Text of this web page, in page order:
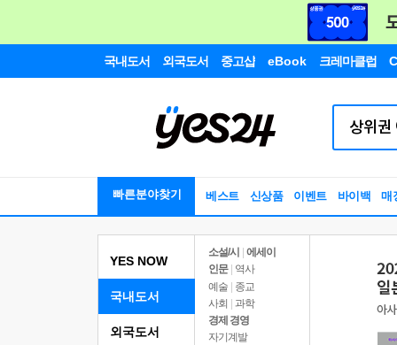
국내도서 외국도서 중고샵 eBook 크레마클럽
빠른분야찾기 베스트 신상품 이벤트 바이백 매
YES NOW
국내도서
소설/시
에세이
인문
역사
예술 | 종교
사회 | 과학
경제 경영
자기계발
외국도서